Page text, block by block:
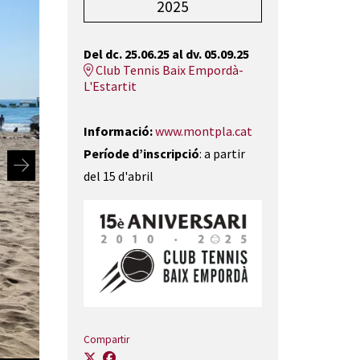
2025
Del dc. 25.06.25al dv. 05.09.25
Club Tennis Baix Empordà-
L'Estartit
Informació:www.montpla.cat
Període d’inscripció: a partir
del 15 d'abril
Compartir